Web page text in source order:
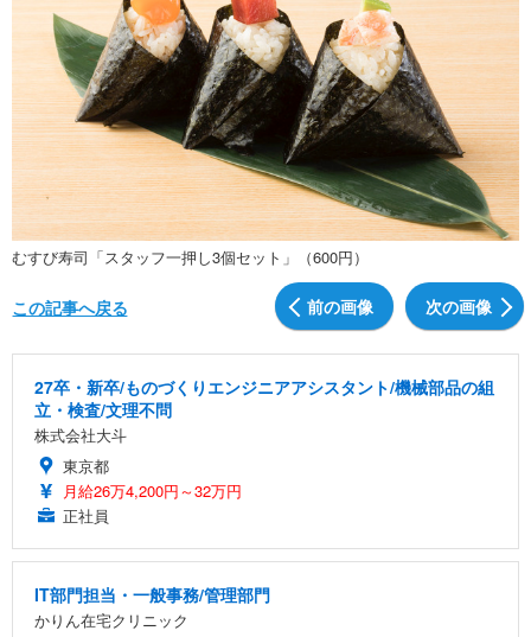
むすび寿司「スタッフ一押し3個セット」（600円）
前の画像 次の画像
この記事へ戻る
27卒・新卒/ものづくりエンジニアアシスタント/機械部品の組
立・検査/文理不問
株式会社大斗
東京都
月給26万4,200円～32万円
正社員
IT部門担当・一般事務/管理部門
かりん在宅クリニック